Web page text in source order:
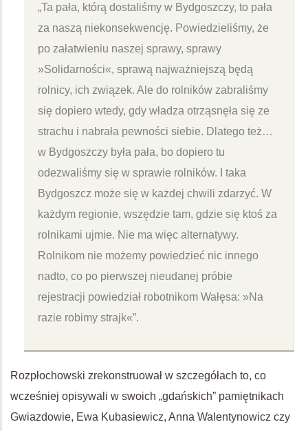
„Ta pała, którą dostaliśmy w Bydgoszczy, to pała
za naszą niekonsekwencję. Powiedzieliśmy, że
po załatwieniu naszej sprawy, sprawy
»Solidarności«, sprawą najważniejszą będą
rolnicy, ich związek. Ale do rolników zabraliśmy
się dopiero wtedy, gdy władza otrząsnęła się ze
strachu i nabrała pewności siebie. Dlatego też…
w Bydgoszczy była pała, bo dopiero tu
odezwaliśmy się w sprawie rolników. I taka
Bydgoszcz może się w każdej chwili zdarzyć. W
każdym regionie, wszędzie tam, gdzie się ktoś za
rolnikami ujmie. Nie ma więc alternatywy.
Rolnikom nie możemy powiedzieć nic innego
nadto, co po pierwszej nieudanej próbie
rejestracji powiedział robotnikom Wałęsa: »Na
razie robimy strajk«”.
Rozpłochowski zrekonstruował w szczegółach to, co
wcześniej opisywali w swoich „gdańskich” pamiętnikach
Gwiazdowie, Ewa Kubasiewicz, Anna Walentynowicz czy